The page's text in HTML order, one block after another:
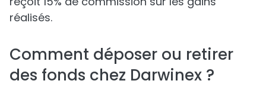
réalisés.
Comment déposer ou retirer
des fonds chez Darwinex ?